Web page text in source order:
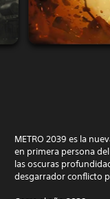
METRO 2039 es la
en primera persona
las oscuras
desgarrador conflicto